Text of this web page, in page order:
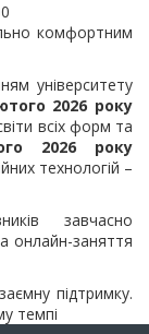
комфортним
університету
2026 року
всіх форм та
2026 року
технологій –
завчасно
онлайн-заняття
підтримку.
темпі